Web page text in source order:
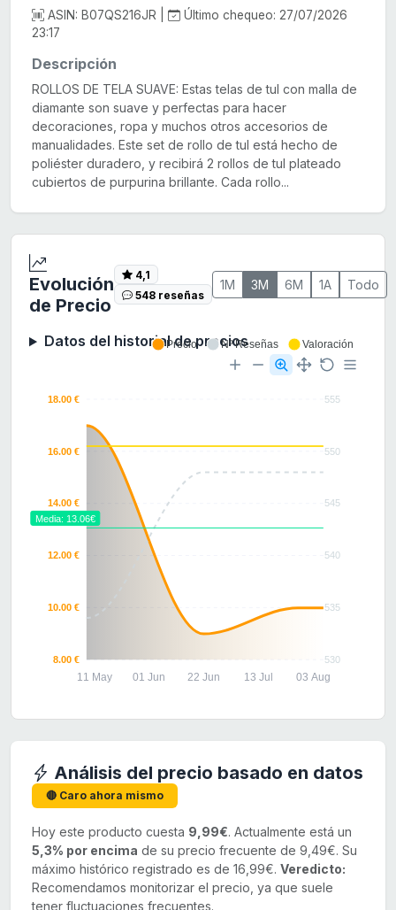
ASIN: B07QS216JR |
Último chequeo: 27/07/2026
23:17
Descripción
ROLLOS DE TELA SUAVE: Estas telas de tul con malla de
diamante son suave y perfectas para hacer
decoraciones, ropa y muchos otros accesorios de
manualidades. Este set de rollo de tul está hecho de
poliéster duradero, y recibirá 2 rollos de tul plateado
cubiertos de purpurina brillante. Cada rollo...
Evolución
de Precio
4,1
548 reseñas
1M 3M 6M 1A Todo
Datos del historial de precios
555
550
545
540
535
530
18.00 €
16.00 €
14.00 €
12.00 €
10.00 €
8.00 €
11 May 01 Jun 22 Jun 13 Jul 03 Aug
Media: 13.06€
Precio Nº Reseñas Valoración
Análisis del precio basado en datos
🔴 Caro ahora mismo
Hoy este producto cuesta 9,99€. Actualmente está un
5,3% por encima de su precio frecuente de 9,49€. Su
máximo histórico registrado es de 16,99€. Veredicto:
Recomendamos monitorizar el precio, ya que suele
tener fluctuaciones frecuentes.